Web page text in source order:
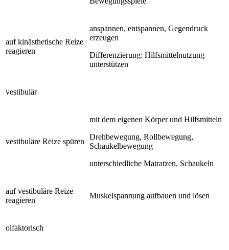
auf kinästhetische Reize
reagieren
anspannen, entspannen, Gegendruck
erzeugen
Differenzierung: Hilfsmittelnutzung
unterstützen
vestibulär
vestibuläre Reize spüren
mit dem eigenen Körper und Hilfsmitteln
Drehbewegung, Rollbewegung,
Schaukelbewegung
unterschiedliche Matratzen, Schaukeln
auf vestibuläre Reize
reagieren
Muskelspannung aufbauen und lösen
olfaktorisch